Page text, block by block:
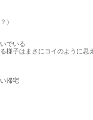
）
でいる
様子はまさにコイのように思
帰宅